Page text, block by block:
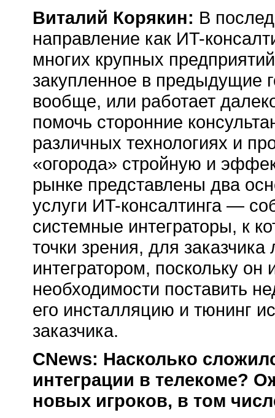
Виталий Корякин: В
направление как ИT-
многих крупных
закупленное в предыдущие
вообще, или работает
помочь сторонние
различных технологиях и
«огорода» стройную и
рынке представлены два
услуги ИT-консалтинга—
системные интеграторы, к
точки зрения, для
интегратором, поскольку
необходимости поставить
его инсталляцию и тюнинг
заказчика.
CNews: Насколько
интеграции в телекоме?
новых игроков, в том